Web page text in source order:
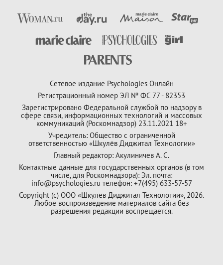
Сетевое издание Psychologies Онлайн
Регистрационный номер ЭЛ № ФС 77 - 82353
Зарегистрировано Федеральной службой по надзору в
сфере связи, информационных технологий и массовых
коммуникаций (Роскомнадзор) 23.11.2021 18+
Учредитель: Общество с ограниченной
ответственностью «Шкулёв Диджитал Технологии»
Главный редактор: Акулиничев А. С.
Контактные данные для государственных органов (в том
числе, для Роскомнадзора): Эл. почта:
info@psychologies.ru телефон: +7(495) 633-57-57
Copyright (с) ООО «Шкулёв Диджитал Технологии», 2026.
Любое воспроизведение материалов сайта без
разрешения редакции воспрещается.